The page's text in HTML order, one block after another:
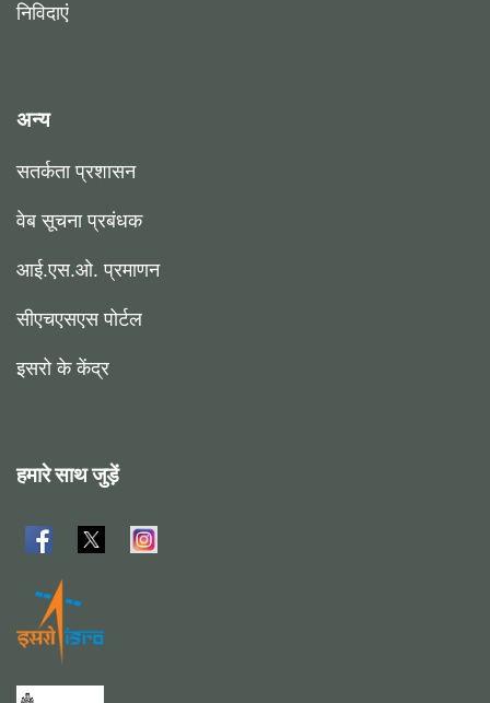
निविदाएं
अन्य
सतर्कता प्रशासन
वेब सूचना प्रबंधक
आई.एस.ओ. प्रमाणन
सीएचएसएस पोर्टल
इसरो के केंद्र
हमारे साथ जुड़ें